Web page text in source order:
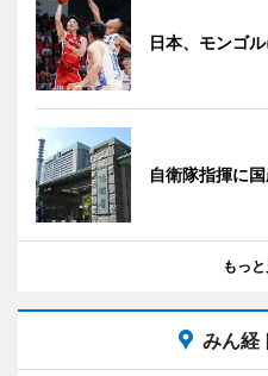
日本、モンゴ
自衛隊指揮に
もっ
みん経